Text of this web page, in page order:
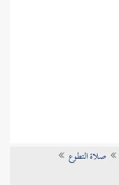
صلاة التطوع